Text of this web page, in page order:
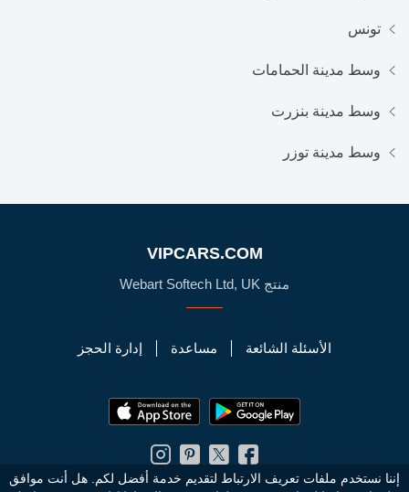
تونس
وسط مدينة الحمامات
وسط مدينة بنزرت
وسط مدينة توزر
VIPCARS.COM
منتج Webart Softech Ltd, UK
الأسئلة الشائعة مساعدة إدارة الحجز
إننا نستخدم ملفات تعريف الارتباط لتقديم خدمة أفضل لكم. هل أنت موافق